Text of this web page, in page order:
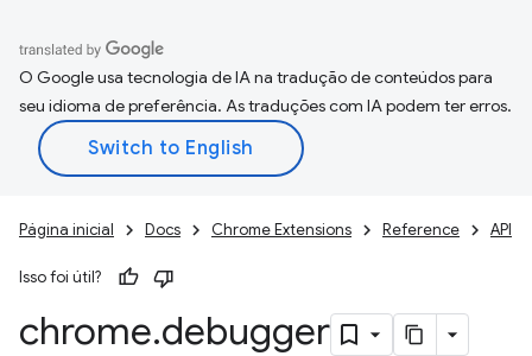
O Google usa tecnologia de IA na tradução de conteúdos para
seu idioma de preferência. As traduções com IA podem ter erros.
Página inicial Docs Chrome Extensions Reference API
Isso foi útil?
chrome.debugger